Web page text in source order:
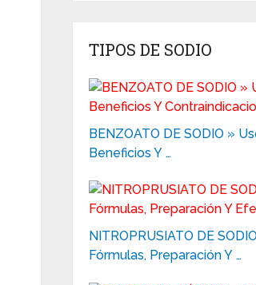
TIPOS DE SODIO
BENZOATO DE SODIO »
Beneficios Y …
NITROPRUSIATO DE
Fórmulas, Preparación Y …